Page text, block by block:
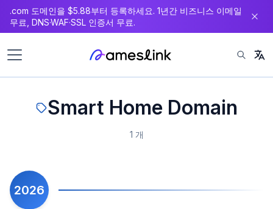
츠
로
동
.com 도메인을 $5.88부터 등록하세요. 1년간 비즈니스 이메일
무료, DNS·WAF·SSL 인증서 무료.
Smart Home Domain
1 개
2026